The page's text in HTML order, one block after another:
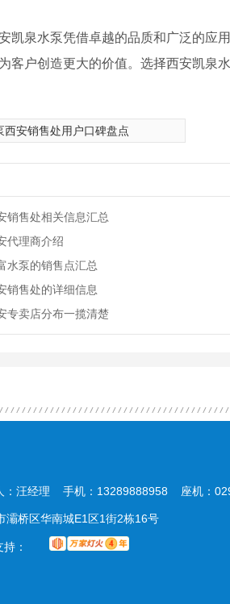
凯泉水泵凭借卓越的品质和广泛的应
客户创造更大的价值。选择西安凯泉
西安销售处用户口碑盘点
销售处相关信息汇总
代理商介绍
水泵的销售点汇总
销售处的详细信息
专卖店分布一揽清楚
：汪经理 手机：13289888958 座机：
桥区华南城E1区1街2栋16号
：